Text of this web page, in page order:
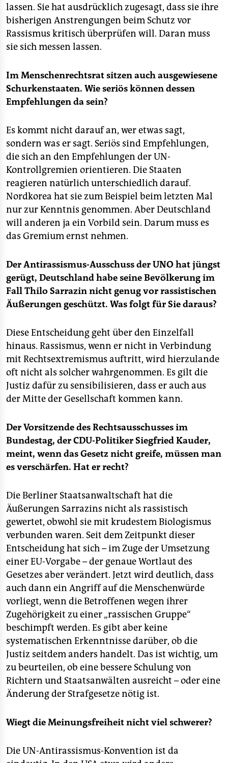
lassen. Sie hat ausdrücklich zugesagt, dass sie ihre
bisherigen Anstrengungen beim Schutz vor
Rassismus kritisch überprüfen will. Daran muss
sie sich messen lassen.
Im Menschenrechtsrat sitzen auch ausgewiesene
Schurkenstaaten. Wie seriös können dessen
Empfehlungen da sein?
Es kommt nicht darauf an, wer etwas sagt,
sondern was er sagt. Seriös sind Empfehlungen,
die sich an den Empfehlungen der UN-
Kontrollgremien orientieren. Die Staaten
reagieren natürlich unterschiedlich darauf.
Nordkorea hat sie zum Beispiel beim letzten Mal
nur zur Kenntnis genommen. Aber Deutschland
will anderen ja ein Vorbild sein. Darum muss es
das Gremium ernst nehmen.
Der Antirassismus-Ausschuss der UNO hat jüngst
gerügt, Deutschland habe seine Bevölkerung im
Fall Thilo Sarrazin nicht genug vor rassistischen
Äußerungen geschützt. Was folgt für Sie daraus?
Diese Entscheidung geht über den Einzelfall
hinaus. Rassismus, wenn er nicht in Verbindung
mit Rechtsextremismus auftritt, wird hierzulande
oft nicht als solcher wahrgenommen. Es gilt die
Justiz dafür zu sensibilisieren, dass er auch aus
der Mitte der Gesellschaft kommen kann.
Der Vorsitzende des Rechtsausschusses im
Bundestag, der CDU-Politiker Siegfried Kauder,
meint, wenn das Gesetz nicht greife, müssen man
es verschärfen. Hat er recht?
Die Berliner Staatsanwaltschaft hat die
Äußerungen Sarrazins nicht als rassistisch
gewertet, obwohl sie mit krudestem Biologismus
verbunden waren. Seit dem Zeitpunkt dieser
Entscheidung hat sich – im Zuge der Umsetzung
einer EU-Vorgabe – der genaue Wortlaut des
Gesetzes aber verändert. Jetzt wird deutlich, dass
auch dann ein Angriff auf die Menschenwürde
vorliegt, wenn die Betroffenen wegen ihrer
Zugehörigkeit zu einer „rassischen Gruppe“
beschimpft werden. Es gibt aber keine
systematischen Erkenntnisse darüber, ob die
Justiz seitdem anders handelt. Das ist wichtig, um
zu beurteilen, ob eine bessere Schulung von
Richtern und Staatsanwälten ausreicht – oder eine
Änderung der Strafgesetze nötig ist.
Wiegt die Meinungsfreiheit nicht viel schwerer?
Die UN-Antirassismus-Konvention ist da